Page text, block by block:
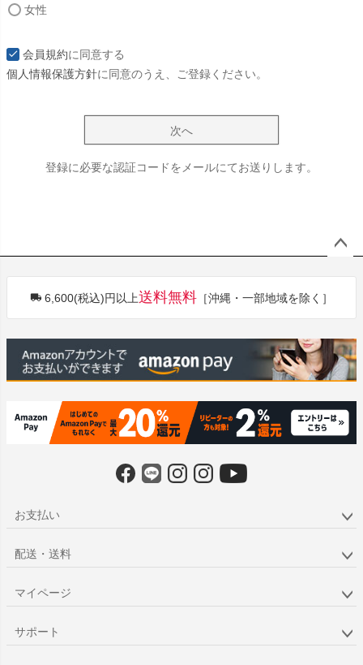
女性
会員規約に同意する
個人情報保護方針に同意のうえ、ご登録ください。
次へ
登録に必要な認証コードをメールにてお送りします。
へ
6,600(税込)円以上送料無料 ［沖縄・一部地域を除く］
お支払い
配送・送料
マイページ
サポート